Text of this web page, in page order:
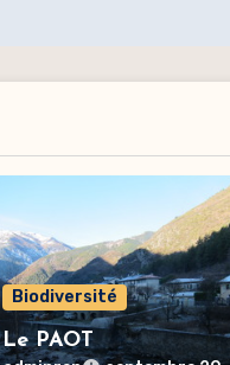
Biodiversité
Le PAOT